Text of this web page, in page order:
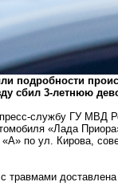
подробности
сбил 3-летнюю
службу ГУ МВД
«Лада
по ул. Кирова,
травмами